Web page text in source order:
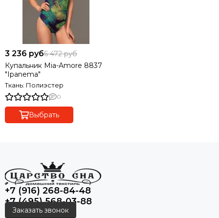
3 236 руб6 472 руб
Купальник Mia-Amore 8837
"Ipanema"
Ткань: Полиэстер
0
Выбрать
+7 (916) 268-84-48
+7 (495) 568-03-88
Заказать звонок